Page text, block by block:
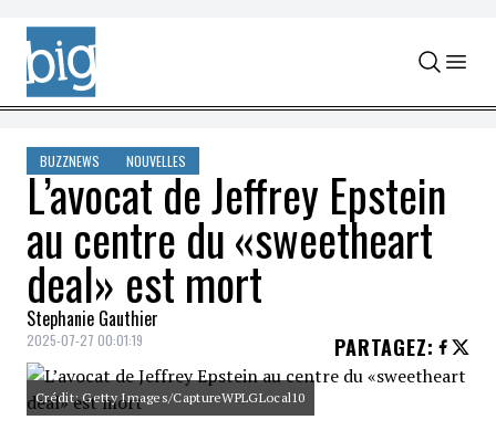
Skip to content
BUZZNEWS NOUVELLES
L’avocat de Jeffrey Epstein
au centre du «sweetheart
deal» est mort
Stephanie Gauthier
2025-07-27 00:01:19 PARTAGEZ:
Crédit: Getty Images/CaptureWPLGLocal10